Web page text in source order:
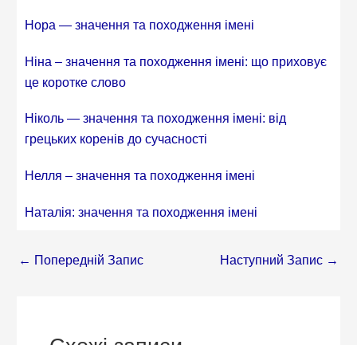
Нора — значення та походження імені
Ніна – значення та походження імені: що приховує
це коротке слово
Ніколь — значення та походження імені: від
грецьких коренів до сучасності
Нелля – значення та походження імені
Наталія: значення та походження імені
← Попередній Запис Наступний Запис →